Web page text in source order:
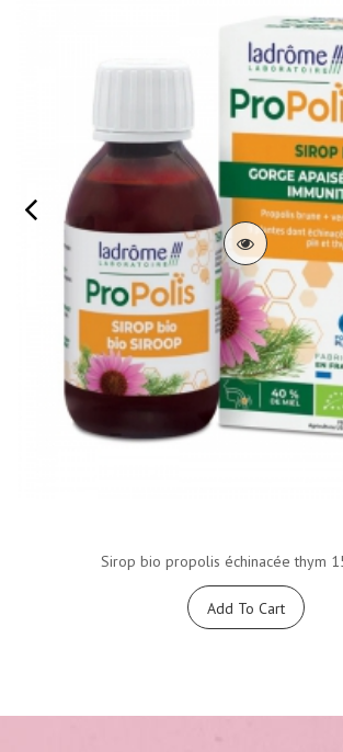
Sirop bio propolis échinacée thym
Add To Cart